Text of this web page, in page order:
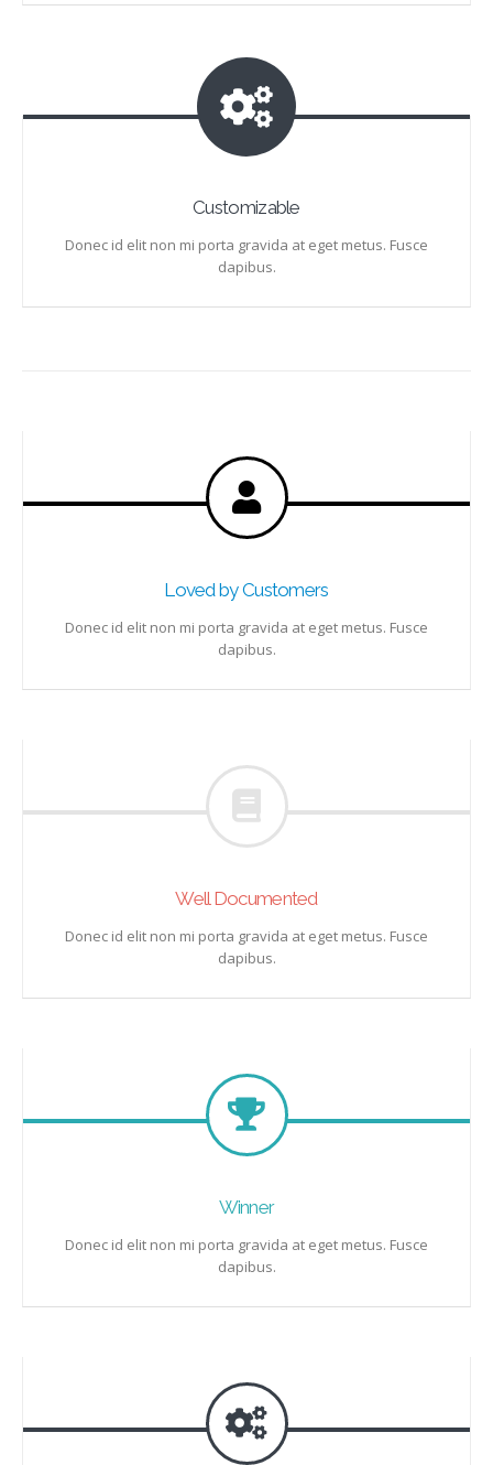
Customizable
Donec id elit non mi porta gravida at eget metus. Fusce
dapibus.
Loved by Customers
Donec id elit non mi porta gravida at eget metus. Fusce
dapibus.
Well Documented
Donec id elit non mi porta gravida at eget metus. Fusce
dapibus.
Winner
Donec id elit non mi porta gravida at eget metus. Fusce
dapibus.